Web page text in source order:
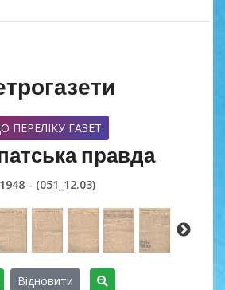
ПЕРЕЛІКУ ГАЗЕТ
правда
1948 - (051_12.03)
Відновити